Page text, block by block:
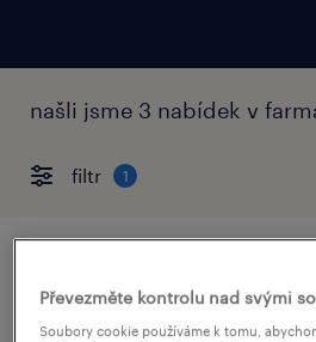
našli jsme 3 nabídek v
filtr 1
medical devices
Převezměte kontrolu nad svými
Soubory cookie používáme k tomu,